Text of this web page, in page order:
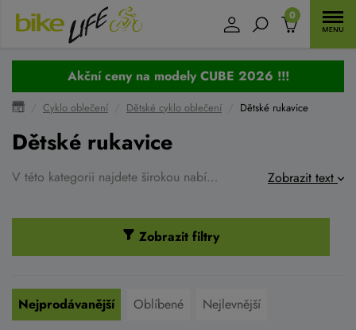
0
Akční ceny na modely CUBE 2026 !!!
Cyklo oblečení Dětské cyklo oblečení Dětské rukavice
Dětské rukavice
V této kategorii najdete širokou nabídku dětských cyklo rukavice i rukavive pro zimní sportování. Zobrazit text
Zobrazit filtry
Nejprodávanější Oblíbené Nejlevnější